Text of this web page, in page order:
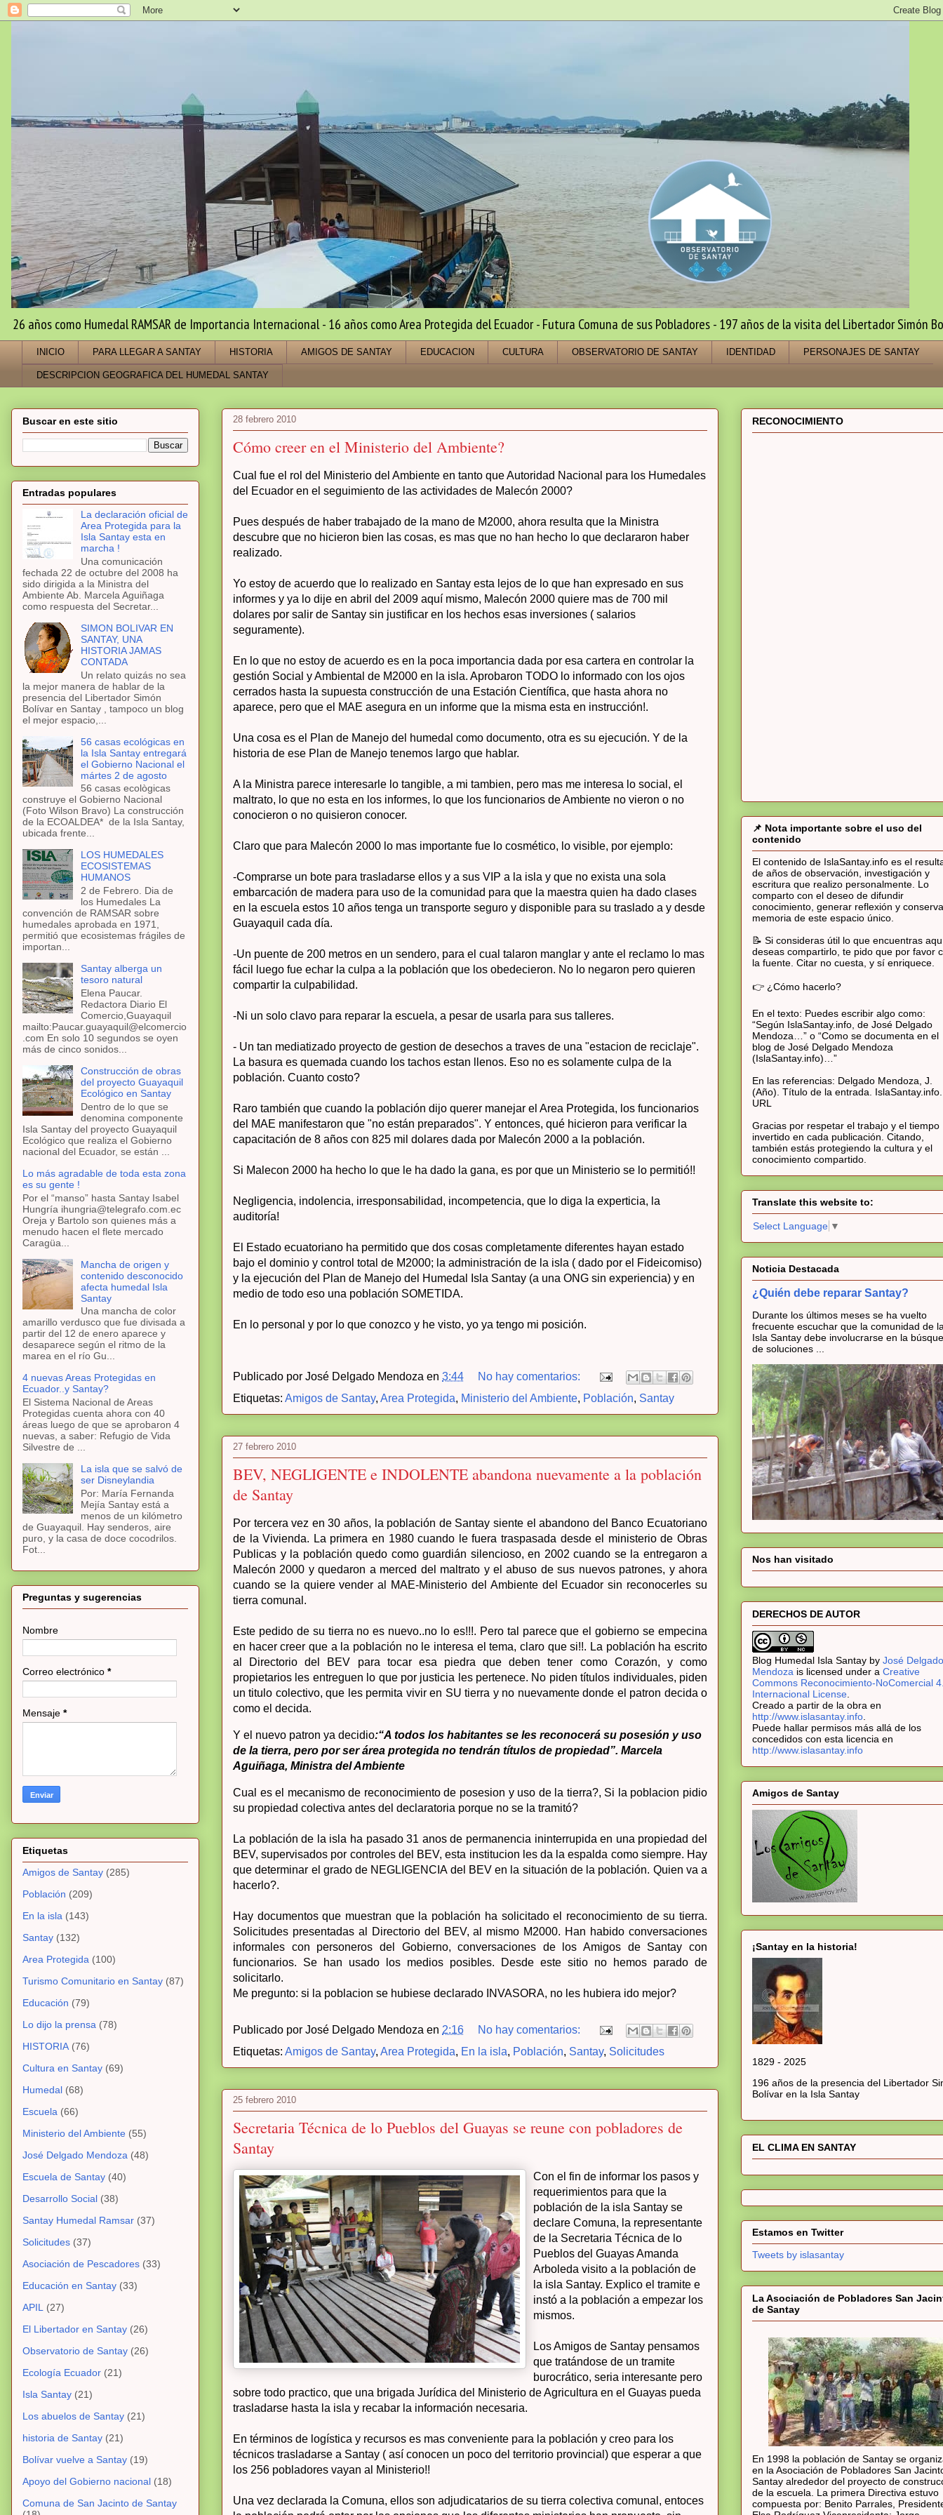
26 años como Humedal RAMSAR de Importancia Internacional - 16 años como Area Protegida del Ecuador - Futura Comuna de sus Pobladores - 197 años de la visita del Libertador Simón
INICIO PARA LLEGAR A SANTAY HISTORIA AMIGOS DE SANTAY EDUCACION CULTURA OBSERVATORIO DE SANTAY IDENTIDAD PERSONAJES DE SANTAY
DESCRIPCION GEOGRAFICA DEL HUMEDAL SANTAY
28 febrero 2010
Cómo creer en el Ministerio del Ambiente?
Cual fue el rol del Ministerio del Ambiente en tanto que Autoridad Nacional para los Humedales
del Ecuador en el seguimiento de las actividades de Malecón 2000?
Pues después de haber trabajado de la mano de M2000, ahora resulta que la Ministra
descubre que no hicieron bien las cosas, es mas que no han hecho lo que declararon haber
realizado.
Yo estoy de acuerdo que lo realizado en Santay esta lejos de lo que han expresado en sus
informes y ya lo dije en abril del 2009 aquí mismo, Malecón 2000 quiere mas de 700 mil
dolares por salir de Santay sin justificar en los hechos esas inversiones ( salarios
seguramente).
En lo que no estoy de acuerdo es en la poca importancia dada por esa cartera en controlar la
gestión Social y Ambiental de M2000 en la isla. Aprobaron TODO lo informado con los ojos
cerrados hasta la supuesta construcción de una Estación Científica, que hasta ahora no
aparece, pero que el MAE asegura en un informe que la misma esta en instrucción!.
Una cosa es el Plan de Manejo del humedal como documento, otra es su ejecución. Y de la
historia de ese Plan de Manejo tenemos largo que hablar.
A la Ministra parece interesarle lo tangible, a mi tambien, pero mas me interesa lo social, el
maltrato, lo que no esta en los informes, lo que los funcionarios de Ambiente no vieron o no
conocieron o no quisieron conocer.
Claro que para Malecón 2000 lo mas importante fue lo cosmético, lo visible, por ejemplo:
-Comprarse un bote para trasladarse ellos y a sus VIP a la isla y que no exista una sola
embarcación de madera para uso de la comunidad para que la maestra quien ha dado clases
en la escuela estos 10 años tenga un transporte seguro y disponible para su traslado a y desde
Guayaquil cada día.
-Un puente de 200 metros en un sendero, para el cual talaron manglar y ante el reclamo lo mas
fácil luego fue echar la culpa a la población que los obedecieron. No lo negaron pero quieren
compartir la culpabilidad.
-Ni un solo clavo para reparar la escuela, a pesar de usarla para sus talleres.
- Un tan mediatizado proyecto de gestion de desechos a traves de una "estacion de reciclaje".
La basura es quemada cuando los tachos estan llenos. Eso no es solamente culpa de la
población. Cuanto costo?
Raro también que cuando la población dijo querer manejar el Area Protegida, los funcionarios
del MAE manifestaron que "no están preparados". Y entonces, qué hicieron para verificar la
capacitación de 8 años con 825 mil dolares dada por Malecón 2000 a la población.
Si Malecon 2000 ha hecho lo que le ha dado la gana, es por que un Ministerio se lo permitió!!
Negligencia, indolencia, irresponsabilidad, incompetencia, que lo diga la experticia, la
auditoría!
El Estado ecuatoriano ha permitido que dos cosas completamente diferentes hayan estado
bajo el dominio y control total de M2000; la administración de la isla ( dado por el Fideicomiso)
y la ejecución del Plan de Manejo del Humedal Isla Santay (a una ONG sin experiencia) y en
medio de todo eso una población SOMETIDA.
En lo personal y por lo que conozco y he visto, yo ya tengo mi posición.
Publicado por José Delgado Mendoza en 3:44
No hay comentarios:
Etiquetas: Amigos de Santay, Area Protegida, Ministerio del Ambiente, Población, Santay
27 febrero 2010
BEV, NEGLIGENTE e INDOLENTE abandona nuevamente a la población
de Santay
Por tercera vez en 30 años, la población de Santay siente el abandono del Banco Ecuatoriano
de la Vivienda. La primera en 1980 cuando le fuera traspasada desde el ministerio de Obras
Publicas y la población quedo como guardián silencioso, en 2002 cuando se la entregaron a
Malecón 2000 y quedaron a merced del maltrato y el abuso de sus nuevos patrones, y ahora
cuando se la quiere vender al MAE-Ministerio del Ambiente del Ecuador sin reconocerles su
tierra comunal.
Este pedido de su tierra no es nuevo..no lo es!!!. Pero tal parece que el gobierno se empecina
en hacer creer que a la población no le interesa el tema, claro que si!!. La población ha escrito
al Directorio del BEV para tocar esa piedra que deben tener como Corazón, y como
propietarios les entreguen lo que por justicia les pertenece. No piden títulos individuales, piden
un titulo colectivo, que les permita vivir en SU tierra y no nuevamente donde el patron decida o
como el decida.
Y el nuevo patron ya decidio:“A todos los habitantes se les reconocerá su posesión y uso
de la tierra, pero por ser área protegida no tendrán títulos de propiedad”. Marcela
Aguiñaga, Ministra del Ambiente
Cual es el mecanismo de reconocimiento de posesion y uso de la tierra?, Si la poblacion pidio
su propiedad colectiva antes del declaratoria porque no se la tramitó?
La población de la isla ha pasado 31 anos de permanencia ininterrupida en una propiedad del
BEV, supervisados por controles del BEV, esta institucion les da la espalda como siempre. Hay
que determinar el grado de NEGLIGENCIA del BEV en la situación de la población. Quien va a
hacerlo?.
Hay documentos que muestran que la población ha solicitado el reconocimiento de su tierra.
Solicitudes presentadas al Directorio del BEV, al mismo M2000. Han habido conversaciones
informales con personeros del Gobierno, conversaciones de los Amigos de Santay con
funcionarios. Se han usado los medios posibles. Desde este sitio no hemos parado de
solicitarlo.
Me pregunto: si la poblacion se hubiese declarado INVASORA, no les hubiera ido mejor?
Publicado por José Delgado Mendoza en 2:16
No hay comentarios:
Etiquetas: Amigos de Santay, Area Protegida, En la isla, Población, Santay, Solicitudes
25 febrero 2010
Secretaria Técnica de lo Pueblos del Guayas se reune con pobladores de
Santay
Con el fin de informar los pasos y
requerimientos para que la
población de la isla Santay se
declare Comuna, la representante
de la Secretaria Técnica de lo
Pueblos del Guayas Amanda
Arboleda visito a la población de
la isla Santay. Explico el tramite e
instó a la población a empezar los
mismos.
Los Amigos de Santay pensamos
que tratándose de un tramite
burocrático, seria interesante pero
sobre todo practico, que una brigada Jurídica del Ministerio de Agricultura en el Guayas pueda
trasladarse hasta la isla y recabar la información necesaria.
En términos de logística y recursos es mas conveniente para la población y creo para los
técnicos trasladarse a Santay ( así conocen un poco del territorio provincial) que esperar a que
los 256 pobladores vayan al Ministerio!!
Una vez declarada la Comuna, ellos son adjudicatarios de su tierra colectiva comunal, entoces
Buscar en este sitio
Entradas populares
La declaración oficial de
Area Protegida para la
Isla Santay esta en
marcha !
Una comunicación
fechada 22 de octubre del 2008 ha
sido dirigida a la Ministra del
Ambiente Ab. Marcela Aguiñaga
como respuesta del Secretar...
SIMON BOLIVAR EN
SANTAY, UNA
HISTORIA JAMAS
CONTADA
Un relato quizás no sea
la mejor manera de hablar de la
presencia del Libertador Simón
Bolívar en Santay , tampoco un blog
el mejor espacio,...
56 casas ecológicas en
la Isla Santay entregará
el Gobierno Nacional el
mártes 2 de agosto
56 casas ecològicas
construye el Gobierno Nacional
(Foto Wilson Bravo) La construcción
de la ECOALDEA* de la Isla Santay,
ubicada frente...
LOS HUMEDALES
ECOSISTEMAS
HUMANOS
2 de Febrero. Dia de
los Humedales La
convención de RAMSAR sobre
humedales aprobada en 1971,
permitió que ecosistemas frágiles de
importan...
Santay alberga un
tesoro natural
Elena Paucar.
Redactora Diario El
Comercio,Guayaquil
mailto:Paucar.guayaquil@elcomercio
.com En solo 10 segundos se oyen
más de cinco sonidos...
Construcción de obras
del proyecto Guayaquil
Ecológico en Santay
Dentro de lo que se
denomina componente
Isla Santay del proyecto Guayaquil
Ecológico que realiza el Gobierno
nacional del Ecuador, se están ...
Lo más agradable de toda esta zona
es su gente !
Por el “manso” hasta Santay Isabel
Hungría ihungria@telegrafo.com.ec
Oreja y Bartolo son quienes más a
menudo hacen el flete mercado
Caragüa...
Mancha de origen y
contenido desconocido
afecta humedal Isla
Santay
Una mancha de color
amarillo verdusco que fue divisada a
partir del 12 de enero aparece y
desaparece según el ritmo de la
marea en el río Gu...
4 nuevas Areas Protegidas en
Ecuador..y Santay?
El Sistema Nacional de Areas
Protegidas cuenta ahora con 40
áreas luego de que se aprobaron 4
nuevas, a saber: Refugio de Vida
Silvestre de ...
La isla que se salvó de
ser Disneylandia
Por: María Fernanda
Mejía Santay está a
menos de un kilómetro
de Guayaquil. Hay senderos, aire
puro, y la casa de doce cocodrilos.
Fot...
Preguntas y sugerencias
Nombre
Correo electrónico *
Mensaje *
Etiquetas
Amigos de Santay (285)
Población (209)
En la isla (143)
Santay (132)
Area Protegida (100)
Turismo Comunitario en Santay (87)
Educación (79)
Lo dijo la prensa (78)
HISTORIA (76)
Cultura en Santay (69)
Humedal (68)
Escuela (66)
Ministerio del Ambiente (55)
José Delgado Mendoza (48)
Escuela de Santay (40)
Desarrollo Social (38)
Santay Humedal Ramsar (37)
Solicitudes (37)
Asociación de Pescadores (33)
Educación en Santay (33)
APIL
(27)
El Libertador en Santay (26)
Observatorio de Santay (26)
Ecología Ecuador (21)
Isla Santay (21)
Los abuelos de Santay (21)
historia de Santay (21)
Bolívar vuelve a Santay (19)
Apoyo del Gobierno nacional (18)
Comuna de San Jacinto de Santay
RECONOCIMIENTO
📌 Nota importante sobre el uso del
contenido
El contenido de IslaSantay.info es el
de años de observación, investigación y
escritura que realizo personalmente. Lo
comparto con el deseo de difundir
conocimiento, generar reflexión y
memoria de este espacio único.
📝 Si consideras útil lo que encuentras
deseas compartirlo, te pido que por favor
la fuente. Citar no cuesta, y sí enriquece.
👉 ¿Cómo hacerlo?
En el texto: Puedes escribir algo como:
“Según IslaSantay.info, de José Delgado
Mendoza…” o “Como se documenta en el
blog de José Delgado Mendoza
(IslaSantay.info)…”
En las referencias: Delgado Mendoza, J.
(Año). Título de la entrada.
URL
Gracias por respetar el trabajo y el tiempo
invertido en cada publicación. Citando,
también estás protegiendo la cultura y el
conocimiento compartido.
Translate this website to:
Select Language ▼
Noticia Destacada
¿Quién debe reparar Santay?
Durante los últimos meses se ha vuelto
frecuente escuchar que la comunidad de
Isla Santay debe involucrarse en la
de soluciones ...
Nos han visitado
DERECHOS DE AUTOR
Blog Humedal Isla Santay by José Delgado
Mendoza is licensed under a Creative
Commons Reconocimiento-NoComercial
Internacional License
Creado a partir de la obra en
http://www.islasantay.info
Puede hallar permisos más allá de los
concedidos con esta licencia en
http://www.islasantay.info
Amigos de Santay
¡Santay en la historia!
1829 - 2025
196 años de la presencia del Libertador
Bolívar en la Isla Santay
EL CLIMA EN SANTAY
Estamos en Twitter
La Asociación de Pobladores San
de Santay
En 1998 la población de Santay se
en la Asociación de Pobladores San
Santay alrededor del proyecto de
de la escuela. La primera Directiva estuvo